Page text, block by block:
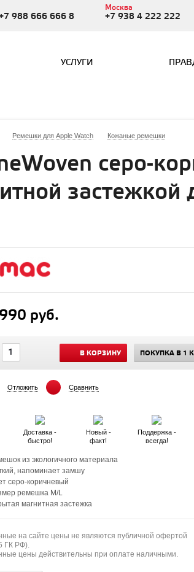
988 666 666 8
Москва
+7 938 4 222 222
УСЛУГИ
Ремешки для Apple Watch Кожаные ремешки
серо-
застежкой
руб.
В КОРЗИНУ ПОКУПКА В 1
Отложить Сравнить
Доставка -
быстро!
Новый -
факт!
Поддержка -
всегда!
из экологичного материала
напоминает замшу
серо-коричневый
ремешка M/L
магнитная застежка
на сайте цены не являются публичной офертой
ГК РФ).
цены действительны при оплате наличными.